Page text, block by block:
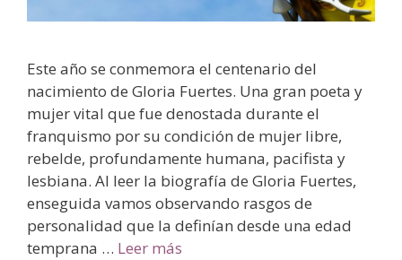
Este año se conmemora el centenario del
nacimiento de Gloria Fuertes. Una gran poeta y
mujer vital que fue denostada durante el
franquismo por su condición de mujer libre,
rebelde, profundamente humana, pacifista y
lesbiana. Al leer la biografía de Gloria Fuertes,
enseguida vamos observando rasgos de
personalidad que la definían desde una edad
temprana … Leer más